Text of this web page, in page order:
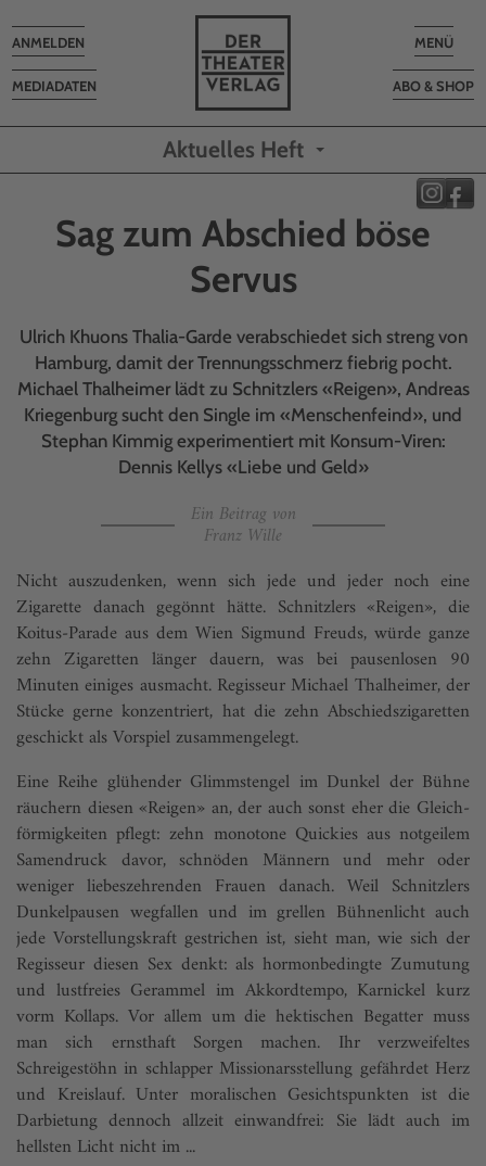
Toggle
MENÜ
ABO & SHOP
MEDIADATEN
Toggle
navigation
ANMELDEN
Aktuelles Heft
Sag zum Abschied böse
Servus
Ulrich Khuons Thalia-Garde verabschiedet sich streng von
Hamburg, damit der Trennungsschmerz fiebrig pocht.
Michael Thalheimer lädt zu Schnitzlers «Reigen», Andreas
Kriegenburg sucht den Single im «Menschenfeind», und
Stephan Kimmig experimentiert mit Konsum-Viren:
Dennis Kellys «Liebe und Geld»
Ein Beitrag von
Franz Wille
Nicht auszudenken, wenn sich jede und jeder noch eine
Zigarette danach gegönnt hätte. Schnitzlers «Reigen», die
Koitus-Parade aus dem Wien Sigmund Freuds, würde ganze
zehn Zigaretten länger dauern, was bei pausen­losen 90
Minuten einiges ausmacht. Regisseur Michael Thalheimer, der
Stücke gerne konzentriert, hat die zehn Abschiedszigaretten
geschickt als Vorspiel zusammengelegt.
Eine Reihe glühender Glimmstengel im Dunkel der Bühne
räuchern diesen «Reigen» an, der auch sonst eher die Gleich­
förmigkeiten pflegt: zehn monotone Quickies aus notgeilem
Samendruck davor, schnöden Männern und mehr oder
weniger liebeszehrenden Frauen danach. Weil Schnitzlers
Dunkelpausen wegfallen und im grellen Bühnenlicht auch
jede Vorstellungs­kraft gestrichen ist, sieht man, wie sich der
Regisseur diesen Sex denkt: als hormonbedingte Zumutung
und lustfreies Gerammel im Akkordtempo, Karnickel kurz
vorm Kollaps. Vor allem um die hektischen Begatter muss
man sich ernsthaft Sorgen machen. Ihr verzweifeltes
Schreigestöhn in schlapper Missionarsstellung gefährdet Herz
und Kreislauf. Unter moralischen Gesichtspunkten ist die
Darbietung dennoch allzeit einwandfrei: Sie lädt auch im
hellsten Licht nicht im ...